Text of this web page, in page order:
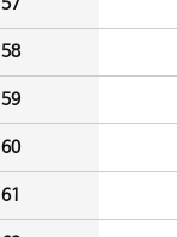
58
59
60
61